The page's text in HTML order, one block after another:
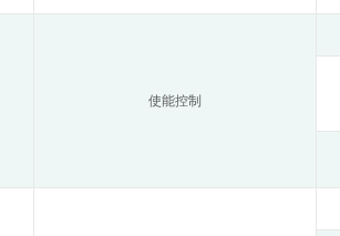
使能控制